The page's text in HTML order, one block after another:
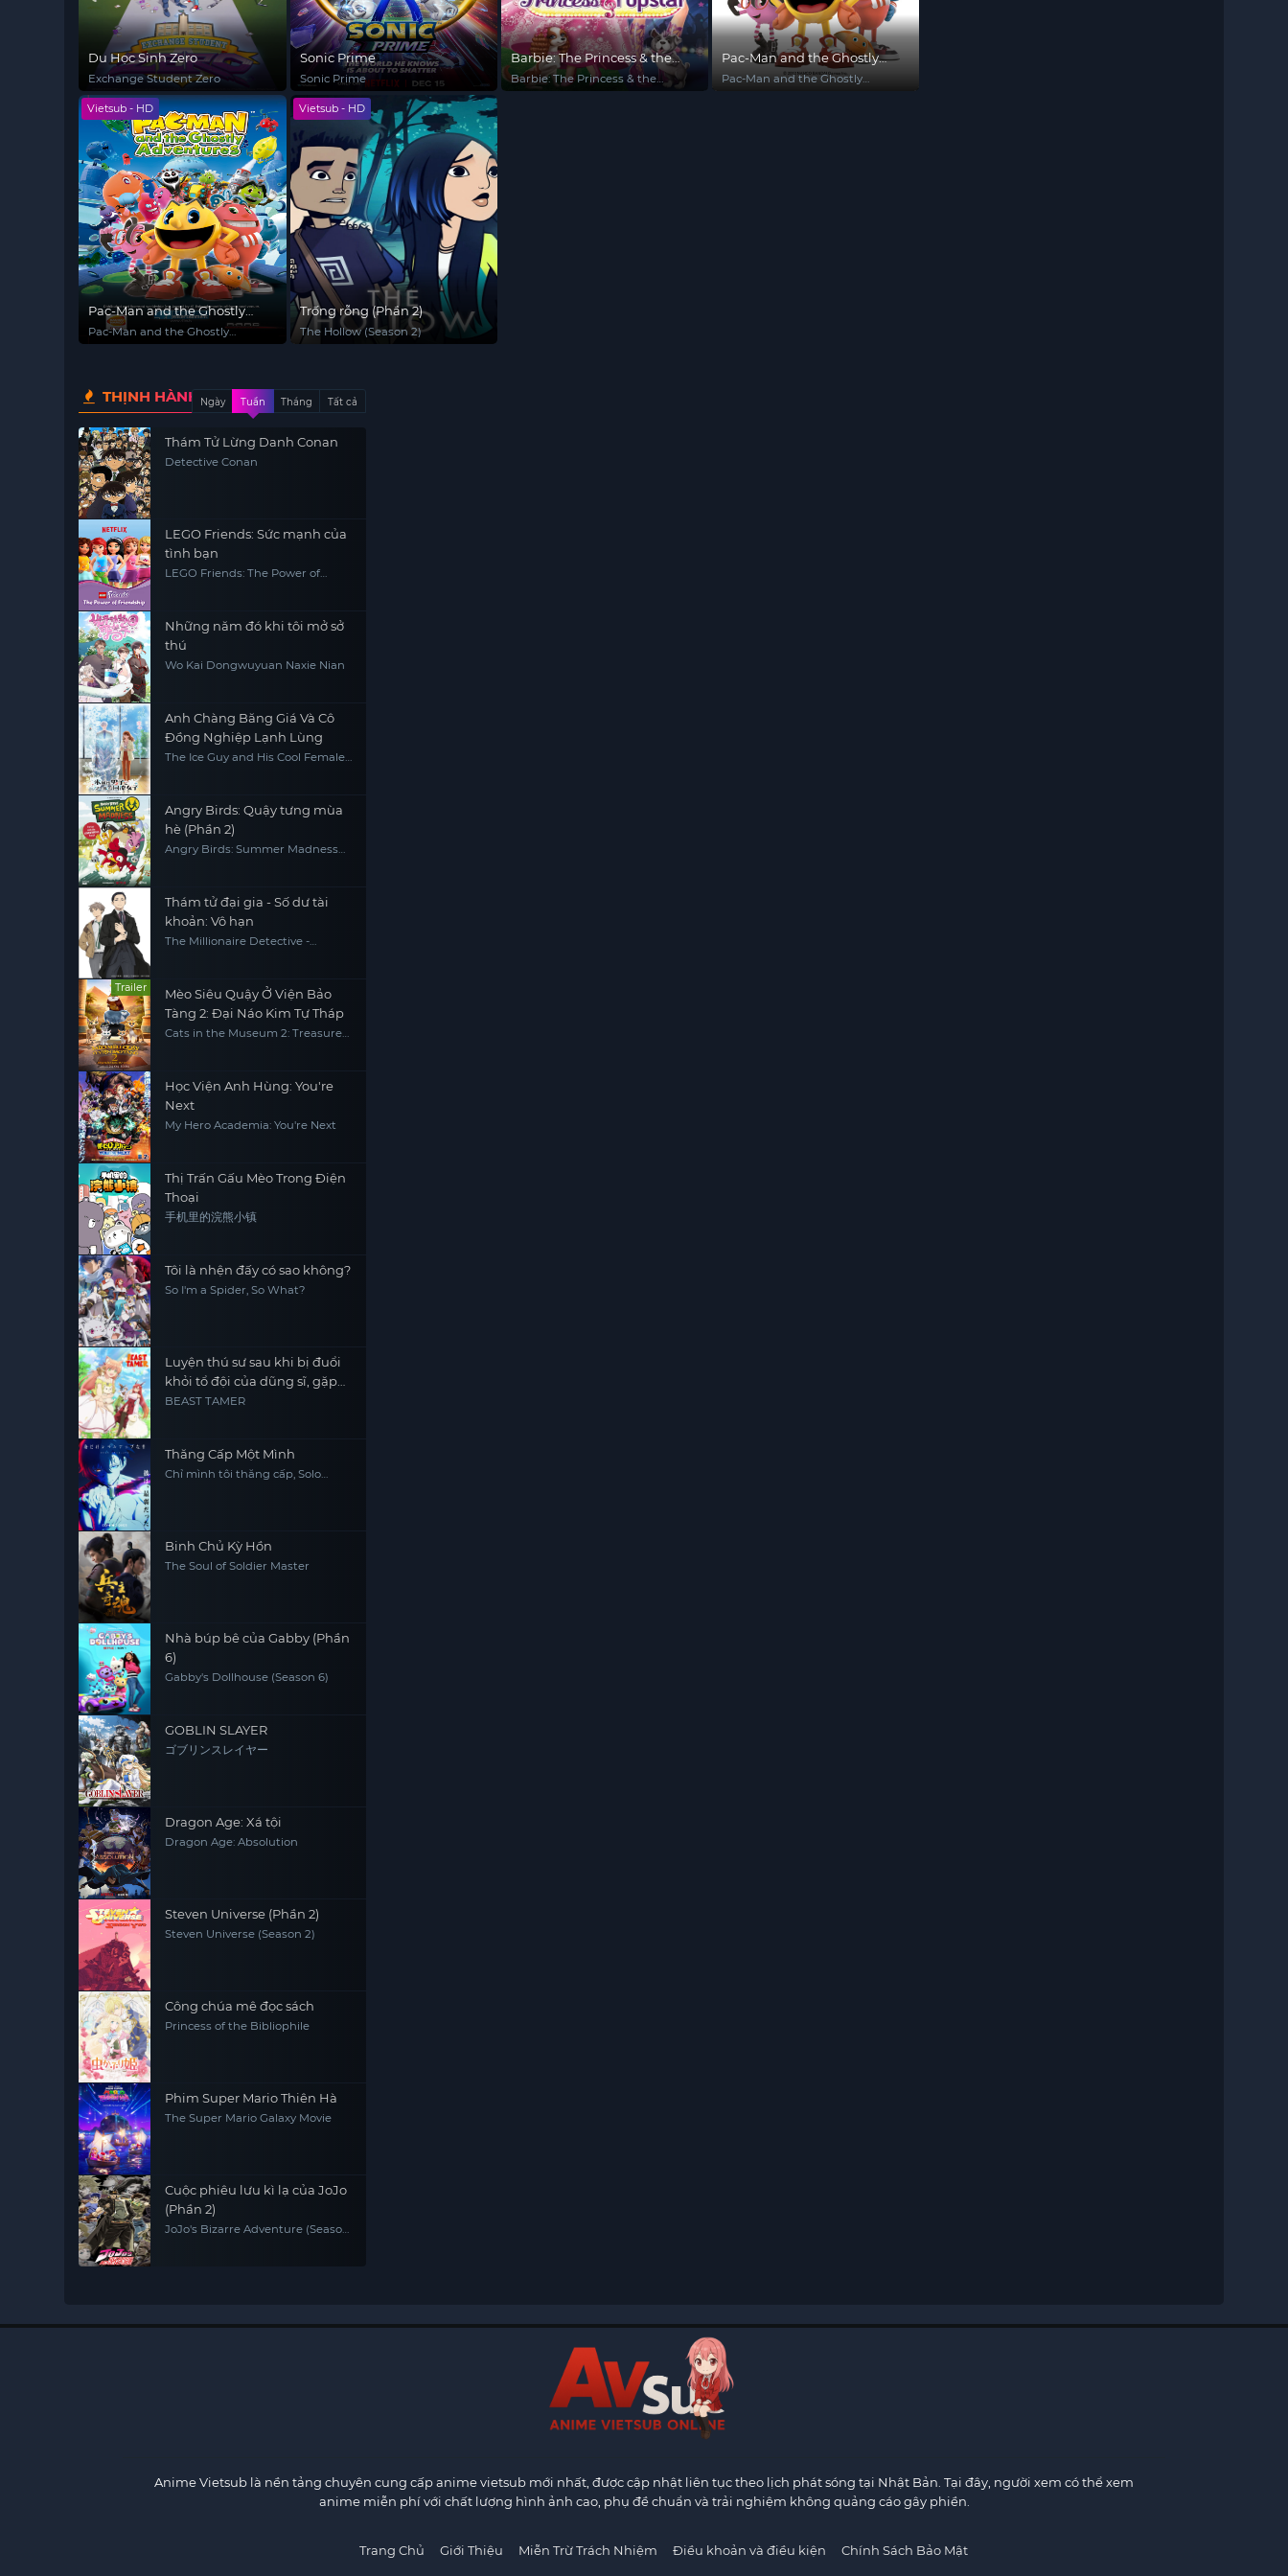
Du Học Sinh Zero
Exchange Student Zero
Sonic Prime
Sonic Prime
Barbie: The Princess & the
Popstar
Barbie: The Princess & the
Pac-Man and the Ghostly
Adventures (Phần 2)
Pac-Man and the Ghostly
Vietsub - HD
Pac-Man and the Ghostly
Adventures (Phần 1)
Pac-Man and the Ghostly
Vietsub - HD
Trống rỗng (Phần 2)
The Hollow (Season 2)
THỊNH HÀNHNgày Tuần Tháng Tất cả
Thám Tử Lừng Danh Conan
Detective Conan
LEGO Friends: Sức mạnh của
tình bạn
LEGO Friends: The Power of
Những năm đó khi tôi mở sở
thú
Wo Kai Dongwuyuan Naxie Nian
Anh Chàng Băng Giá Và Cô
Đồng Nghiệp Lạnh Lùng
The Ice Guy and His Cool Female
Angry Birds: Quậy tưng mùa
hè (Phần 2)
Angry Birds: Summer Madness
Thám tử đại gia - Số dư tài
khoản: Vô hạn
The Millionaire Detective -
Trailer
Mèo Siêu Quậy Ở Viện Bảo
Tàng 2: Đại Náo Kim Tự Tháp
Cats in the Museum 2: Treasures
Học Viện Anh Hùng: You're
Next
My Hero Academia: You're Next
Thị Trấn Gấu Mèo Trong Điện
Thoại
手机里的浣熊小镇
Tôi là nhện đấy có sao không?
So I'm a Spider, So What?
Luyện thú sư sau khi bị đuổi
khỏi tổ đội của dũng sĩ, gặp
được thiếu nữ tai mèo của
BEAST TAMER
Thăng Cấp Một Mình
Chỉ mình tôi thăng cấp, Solo
Binh Chủ Kỳ Hồn
The Soul of Soldier Master
Nhà búp bê của Gabby (Phần
6)
Gabby's Dollhouse (Season 6)
GOBLIN SLAYER
ゴブリンスレイヤー
Dragon Age: Xá tội
Dragon Age: Absolution
Steven Universe (Phần 2)
Steven Universe (Season 2)
Công chúa mê đọc sách
Princess of the Bibliophile
Phim Super Mario Thiên Hà
The Super Mario Galaxy Movie
Cuộc phiêu lưu kì lạ của JoJo
(Phần 2)
JoJo's Bizarre Adventure (Season
Anime Vietsub là nền tảng chuyên cung cấp anime vietsub mới nhất, được cập nhật liên tục theo lịch phát sóng tại Nhật Bản. Tại đây, người xem có thể xem
anime miễn phí với chất lượng hình ảnh cao, phụ đề chuẩn và trải nghiệm không quảng cáo gây phiền.
Trang Chủ Giới Thiệu Miễn Trừ Trách Nhiệm Điều khoản và điều kiện Chính Sách Bảo Mật